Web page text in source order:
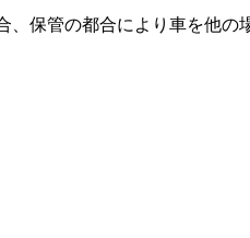
保管の都合により車を他の